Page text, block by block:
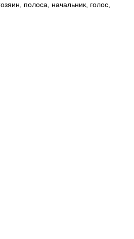
полоса, начальник, голос,